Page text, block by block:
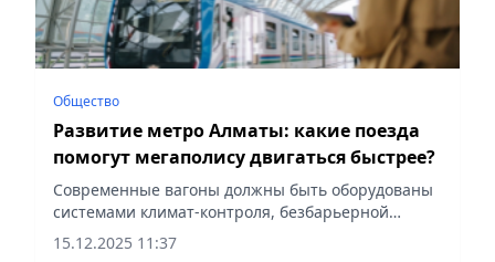
Общество
Развитие метро Алматы: какие поезда
помогут мегаполису двигаться быстрее?
Современные вагоны должны быть оборудованы
системами климат-контроля, безбарьерной
средой, цифровыми системами,
сообщает Vecher.kz.
15.12.2025 11:37